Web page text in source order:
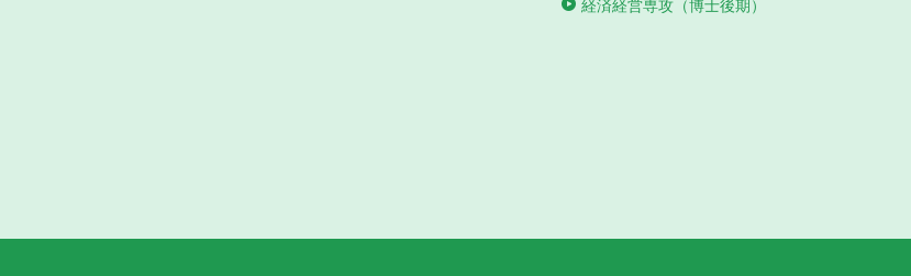
博士後期課程 日本アジア文化専攻 秋入学（２０２６年１０月）入試を実施いたします。
経済経営専攻（博士後期）